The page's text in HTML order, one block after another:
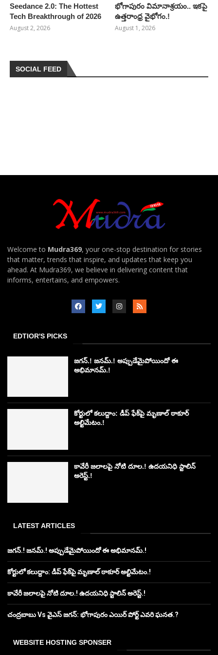
Seedance 2.0: The Hottest
Tech Breakthrough of 2026
August 2, 2026
భోగాపురం విమానాశ్రయం.. ఇకపై
ఉత్తరాంధ్ర వైభోగం.!
August 1, 2026
SOCIAL FEED
Welcome to Mudra369, your one-stop destination for stories
that matter, trends that inspire, and updates that keep you
ahead. At Mudra369, we believe in delivering content that
informs, entertains, and empowers.
EDTIOR'S PICKS
జగన్.! జనమ్.! అప్పుడేమైపోయిందో ఈ
అభిమానమ్.!
కోర్టులో కలుద్దాం: డీప్ ఫేక్‌పై మృణాల్ ఠాకూర్
అల్టిమేటం.!
కావేరీ జలాలపై నోటి దూల.! ఉదయనిధి స్టాలిన్
అరెస్ట్.!
LATEST ARTICLES
జగన్.! జనమ్.! అప్పుడేమైపోయిందో ఈ అభిమానమ్.!
కోర్టులో కలుద్దాం: డీప్ ఫేక్‌పై మృణాల్ ఠాకూర్ అల్టిమేటం.!
కావేరీ జలాలపై నోటి దూల.! ఉదయనిధి స్టాలిన్ అరెస్ట్.!
చంద్రబాబు Vs వైఎస్ జగన్: భోగాపురం ఎయిర్ పోర్ట్ ఎవరి ఘనత.?
WEBSITE HOSTING SPONSER